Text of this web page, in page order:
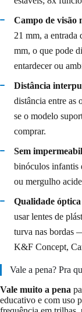
Campo de visão
21 mm, a entrada
mm, o que pode
entardecer ou
Distância
distância entre
se o modelo
comprar.
Sem
binóculos infantis
ou mergulho
Qualidade
usar lentes de
turva nas bordas
K&F Concept,
Vale a pena? Pra
Vale muito a pena
educativo e com uso